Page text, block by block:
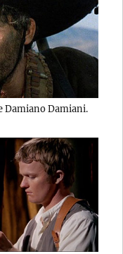
Damiano Damiani.